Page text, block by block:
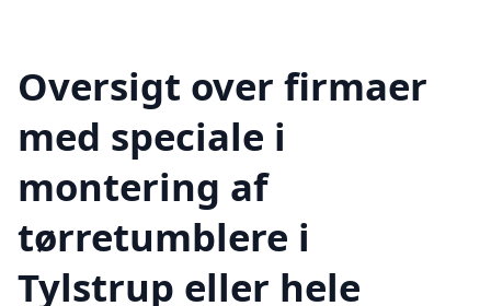
Oversigt over firmaer
med speciale i
montering af
tørretumblere i
Tylstrup eller hele